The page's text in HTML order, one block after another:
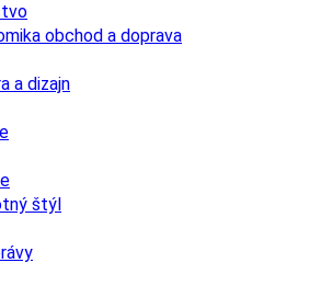
obchod a doprava
a dizajn
štýl